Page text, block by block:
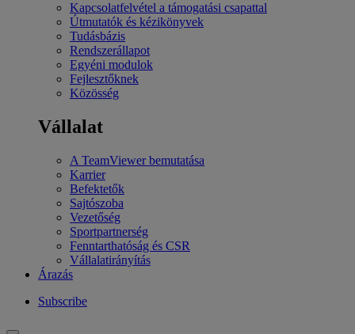
Kapcsolatfelvétel a támogatási csapattal
Útmutatók és kézikönyvek
Tudásbázis
Rendszerállapot
Egyéni modulok
Fejlesztőknek
Közösség
Vállalat
A TeamViewer bemutatása
Karrier
Befektetők
Sajtószoba
Vezetőség
Sportpartnerség
Fenntarthatóság és CSR
Vállalatirányítás
Árazás
Subscribe